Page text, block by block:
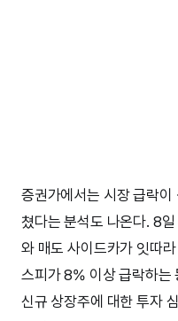
증권가에서는 시장 급락이
쳤다는 분석도 나온다. 8
와 매도 사이드카가 잇따
스피가 8% 이상 급락하는
신규 상장주에 대한 투자